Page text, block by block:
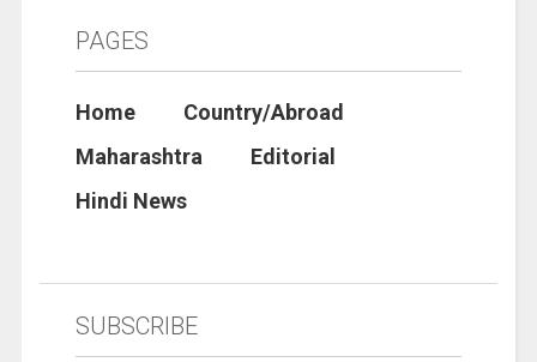
PAGES
Home
Country/Abroad
Maharashtra
Editorial
Hindi News
SUBSCRIBE